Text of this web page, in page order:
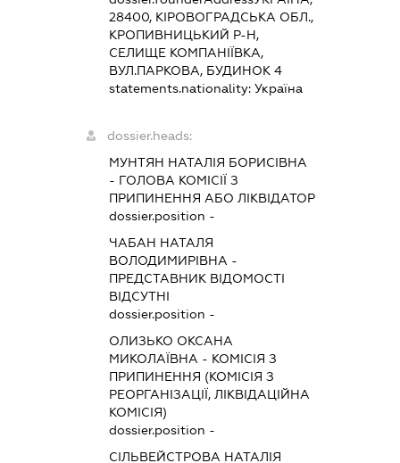
28400, КІРОВОГРАДСЬКА ОБЛ.,
КРОПИВНИЦЬКИЙ Р-Н,
СЕЛИЩЕ КОМПАНІЇВКА,
ВУЛ.ПАРКОВА, БУДИНОК 4
statements.nationality:Україна
dossier.heads:
МУНТЯН НАТАЛІЯ БОРИСІВНА
- ГОЛОВА КОМІСІЇ З
ПРИПИНЕННЯ АБО ЛІКВІДАТОР
dossier.position -
ЧАБАН НАТАЛЯ
ВОЛОДИМИРІВНА -
ПРЕДСТАВНИК ВІДОМОСТІ
ВІДСУТНІ
dossier.position -
ОЛИЗЬКО ОКСАНА
МИКОЛАЇВНА - КОМІСІЯ З
ПРИПИНЕННЯ (КОМІСІЯ З
РЕОРГАНІЗАЦІЇ, ЛІКВІДАЦІЙНА
КОМІСІЯ)
dossier.position -
СІЛЬВЕЙСТРОВА НАТАЛІЯ